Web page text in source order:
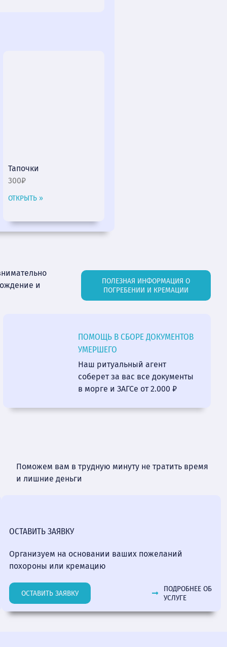
Тапочки
300₽
ОТКРЫТЬ »
и
ПОЛЕЗНАЯ ИНФОРМАЦИЯ О
ПОГРЕБЕНИИ И КРЕМАЦИИ
ПОМОЩЬ В СБОРЕ ДОКУМЕНТОВ
УМЕРШЕГО
Наш ритуальный агент
соберет за вас все документы
в морге и ЗАГСе от 2.000 ₽
Поможем вам в трудную минуту не тратить время
и лишние деньги
ОСТАВИТЬ ЗАЯВКУ
Организуем на основании ваших пожеланий
похороны или кремацию
ОСТАВИТЬ ЗАЯВКУ
ПОДРОБНЕЕ ОБ
УСЛУГЕ